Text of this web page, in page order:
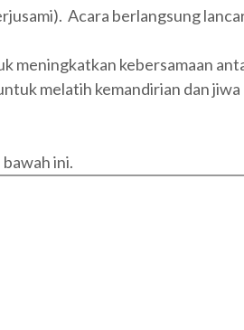
Acara berlangsung
meningkatkan kebersamaan
melatih kemandirian dan
ini.